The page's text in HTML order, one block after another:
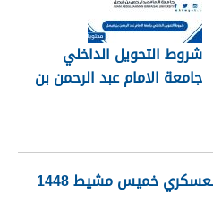
شروط التحويل الداخلي
جامعة الامام عبد الرحمن بن
خميس مشيط 1448